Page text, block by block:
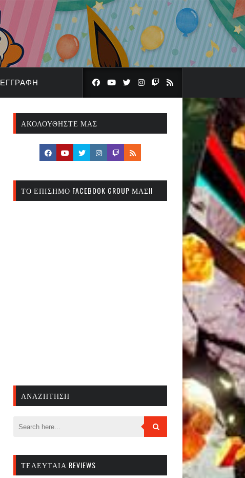
ΕΓΓΡΑΦΉ
ΑΚΟΛΟΥΘΉΣΤΕ ΜΑΣ
ΤΟ ΕΠΊΣΗΜΟ FACEBOOK GROUP ΜΑΣ!!
ΑΝΑΖΉΤΗΣΗ
ΤΕΛΕΥΤΑΊΑ REVIEWS